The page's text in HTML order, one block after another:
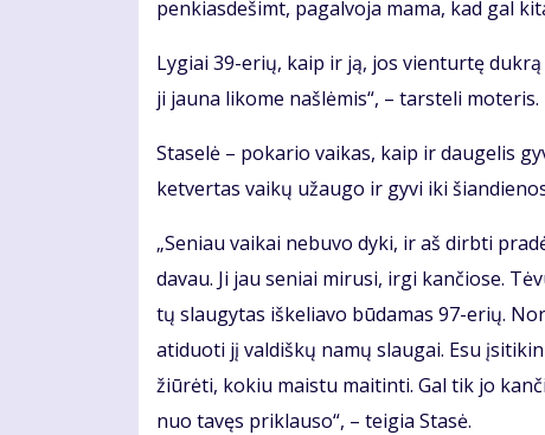
pen­kias­de­šimt, pa­gal­vo­ja ma­ma, kad gal
Ly­giai 39-erių, kaip ir ją, jos vien­tur­tę
ji jau­na li­ko­me naš­lė­mis“, – tars­te­li mo­te­ris.
Sta­se­lė – po­ka­rio vai­kas, kaip ir dau­ge­lis
ket­ver­tas vai­kų už­au­go ir gy­vi iki
„Se­niau vai­kai ne­bu­vo dy­ki, ir aš dirb­ti
da­vau. Ji jau se­niai mi­ru­si, ir­gi kan­čio­se.
tų slau­gy­tas iš­ke­lia­vo bū­da­mas 97-erių.
ati­duo­ti jį val­diš­kų na­mų slau­gai. Esu
žiū­rė­ti, ko­kiu mais­tu mai­tin­ti. Gal tik jo
nuo ta­vęs pri­klau­so“, – tei­gia Sta­sė.